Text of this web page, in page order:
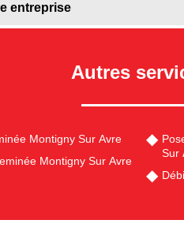
entreprise
Autres
Montigny Sur Avre
Montigny Sur Avre
Sur